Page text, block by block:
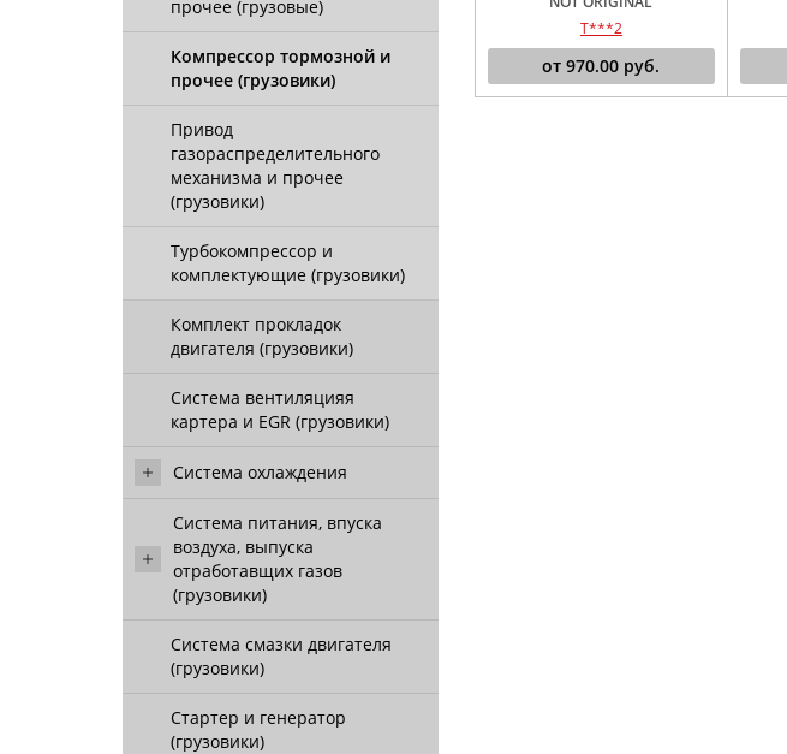
прочее (грузовые)
Компрессор тормозной и
прочее (грузовики)
Привод
газораспределительного
механизма и прочее
(грузовики)
Турбокомпрессор и
комплектующие (грузовики)
Комплект прокладок
двигателя (грузовики)
Система вентиляцияя
картера и EGR (грузовики)
Система охлаждения
Система питания, впуска
воздуха, выпуска
отработавщих газов
(грузовики)
Система смазки двигателя
(грузовики)
Стартер и генератор
(грузовики)
T***2
от970.00 руб.